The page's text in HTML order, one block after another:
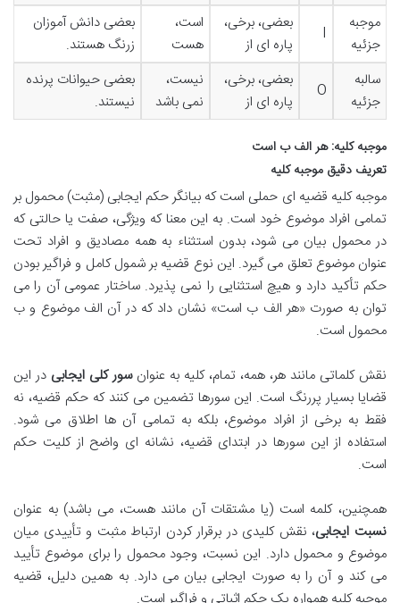
موجبه
جزئیه
I
بعضی، برخی،
پاره ای از
است،
هست
بعضی دانش آموزان
زرنگ هستند.
سالبه
جزئیه
O
بعضی، برخی،
پاره ای از
نیست،
نمی باشد
بعضی حیوانات پرنده
نیستند.
موجبه کلیه: هر الف ب است
تعریف دقیق موجبه کلیه
موجبه کلیه قضیه ای حملی است که بیانگر حکم ایجابی (مثبت) محمول بر
تمامی افراد موضوع خود است. به این معنا که ویژگی، صفت یا حالتی که
در محمول بیان می شود، بدون استثناء به همه مصادیق و افراد تحت
عنوان موضوع تعلق می گیرد. این نوع قضیه بر شمول کامل و فراگیر بودن
حکم تأکید دارد و هیچ استثنایی را نمی پذیرد. ساختار عمومی آن را می
توان به صورت «هر الف ب است» نشان داد که در آن الف موضوع و ب
محمول است.
نقش کلماتی مانند هر، همه، تمام، کلیه به عنوانسور کلی ایجابی در این
قضایا بسیار پررنگ است. این سورها تضمین می کنند که حکم قضیه، نه
فقط به برخی از افراد موضوع، بلکه به تمامی آن ها اطلاق می شود.
استفاده از این سورها در ابتدای قضیه، نشانه ای واضح از کلیت حکم
است.
همچنین، کلمه است (یا مشتقات آن مانند هست، می باشد) به عنوان
نسبت ایجابی، نقش کلیدی در برقرار کردن ارتباط مثبت و تأییدی میان
موضوع و محمول دارد. این نسبت، وجود محمول را برای موضوع تأیید
می کند و آن را به صورت ایجابی بیان می دارد. به همین دلیل، قضیه